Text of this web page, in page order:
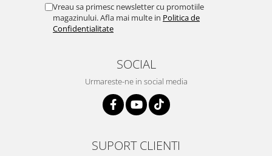
Vreau sa primesc newsletter cu promotiile
magazinului. Afla mai multe in Politica de
Confidentialitate
SOCIAL
Urmareste-ne in social media
SUPORT CLIENTI